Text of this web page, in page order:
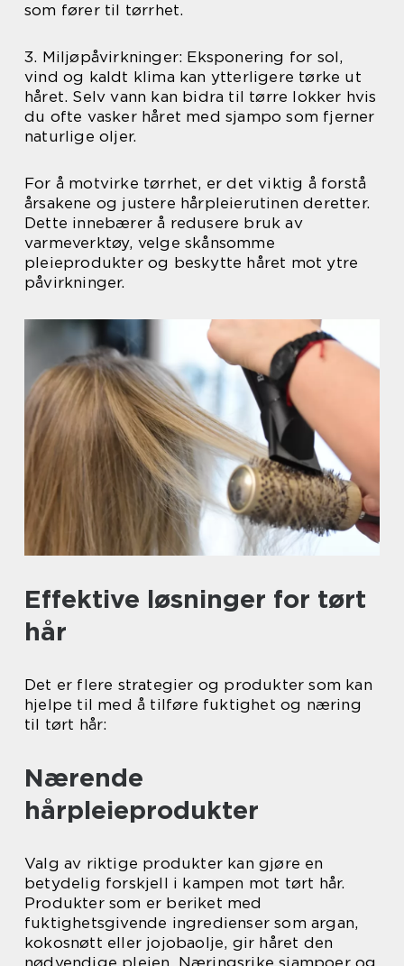
som fører til tørrhet.
3. Miljøpåvirkninger: Eksponering for sol,
vind og kaldt klima kan ytterligere tørke ut
håret. Selv vann kan bidra til tørre lokker hvis
du ofte vasker håret med sjampo som fjerner
naturlige oljer.
For å motvirke tørrhet, er det viktig å forstå
årsakene og justere hårpleierutinen deretter.
Dette innebærer å redusere bruk av
varmeverktøy, velge skånsomme
pleieprodukter og beskytte håret mot ytre
påvirkninger.
Effektive løsninger for tørt
hår
Det er flere strategier og produkter som kan
hjelpe til med å tilføre fuktighet og næring
til tørt hår:
Nærende
hårpleieprodukter
Valg av riktige produkter kan gjøre en
betydelig forskjell i kampen mot tørt hår.
Produkter som er beriket med
fuktighetsgivende ingredienser som argan,
kokosnøtt eller jojobaolje, gir håret den